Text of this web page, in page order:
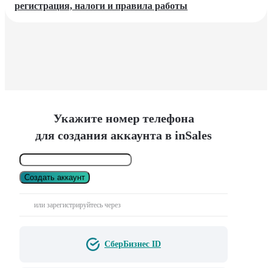
регистрация, налоги и правила работы
Укажите номер телефона
для создания аккаунта в inSales
Создать аккаунт
или зарегистрируйтесь через
СберБизнес ID